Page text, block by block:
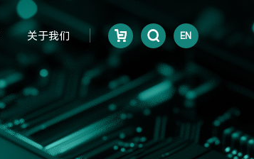
关于我们 EN